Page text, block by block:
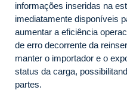
informações inseridas na
imediatamente disponíveis
aumentar a eficiência
de erro decorrente da
manter o importador e o
status da carga,
partes.